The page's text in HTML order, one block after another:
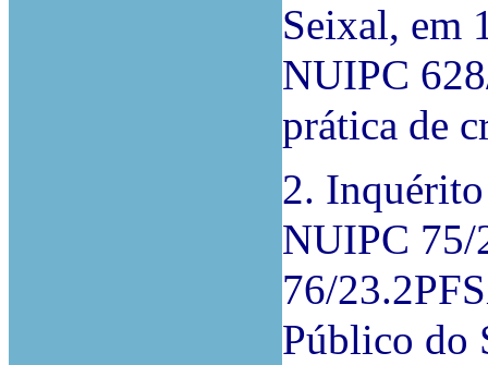
Seixal, em
NUIPC
prática de
2.
NUIPC 75/
76/
Público do